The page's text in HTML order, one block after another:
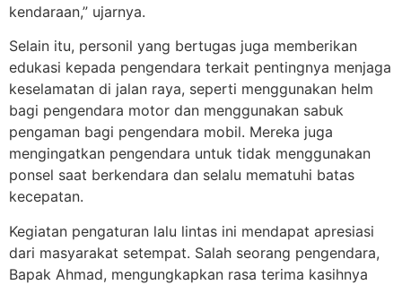
kendaraan,” ujarnya.
Selain itu, personil yang bertugas juga memberikan
edukasi kepada pengendara terkait pentingnya menjaga
keselamatan di jalan raya, seperti menggunakan helm
bagi pengendara motor dan menggunakan sabuk
pengaman bagi pengendara mobil. Mereka juga
mengingatkan pengendara untuk tidak menggunakan
ponsel saat berkendara dan selalu mematuhi batas
kecepatan.
Kegiatan pengaturan lalu lintas ini mendapat apresiasi
dari masyarakat setempat. Salah seorang pengendara,
Bapak Ahmad, mengungkapkan rasa terima kasihnya